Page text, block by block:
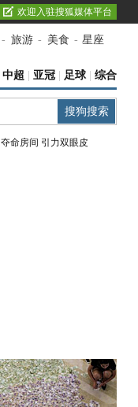
欢迎入驻搜狐媒体平台
- 旅游 - 美食 - 星座
中超 亚冠 足球 综合
夺命房间 引力双眼皮